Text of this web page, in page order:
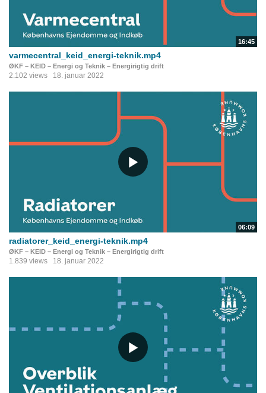
16:45
varmecentral_keid_energi-teknik.mp4
ØKF – KEID – Energi og Teknik – Energirigtig drift
2.102 views 18. januar 2022
06:09
radiatorer_keid_energi-teknik.mp4
ØKF – KEID – Energi og Teknik – Energirigtig drift
1.839 views 18. januar 2022